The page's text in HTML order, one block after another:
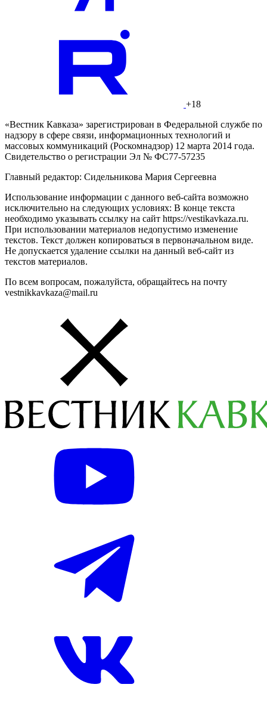
+18
«Вестник Кавказа» зарегистрирован в Федеральной службе по
надзору в сфере связи, информационных технологий и
массовых коммуникаций (Роскомнадзор) 12 марта 2014 года.
Свидетельство о регистрации Эл № ФС77-57235
Главный редактор: Сидельникова Мария Сергеевна
Использование информации с данного веб-сайта возможно
исключительно на следующих условиях: В конце текста
необходимо указывать ссылку на сайт https://vestikavkaza.ru.
При использовании материалов недопустимо изменение
текстов. Текст должен копироваться в первоначальном виде.
Не допускается удаление ссылки на данный веб-сайт из
текстов материалов.
По всем вопросам, пожалуйста, обращайтесь на почту
vestnikkavkaza@mail.ru